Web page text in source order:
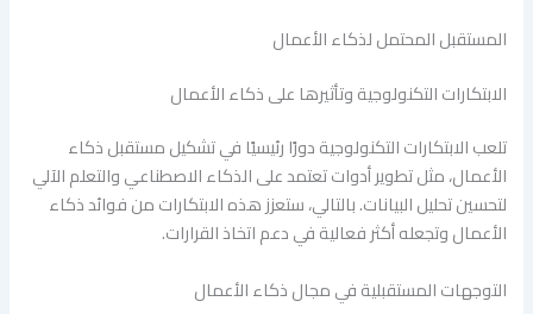
المستقبل المحتمل لذكاء الأعمال
الابتكارات التكنولوجية وتأثيرها على ذكاء الأعمال
تلعب الابتكارات التكنولوجية دورًا رئيسيًا في تشكيل مستقبل ذكاء
الأعمال، مثل تطوير أدوات تعتمد على الذكاء الاصطناعي والتعلم الآلي
لتحسين تحليل البيانات. بالتالي، ستعزز هذه الابتكارات من فوائد ذكاء
الأعمال وتجعله أكثر فعالية في دعم اتخاذ القرارات.
التوجهات المستقبلية في مجال ذكاء الأعمال